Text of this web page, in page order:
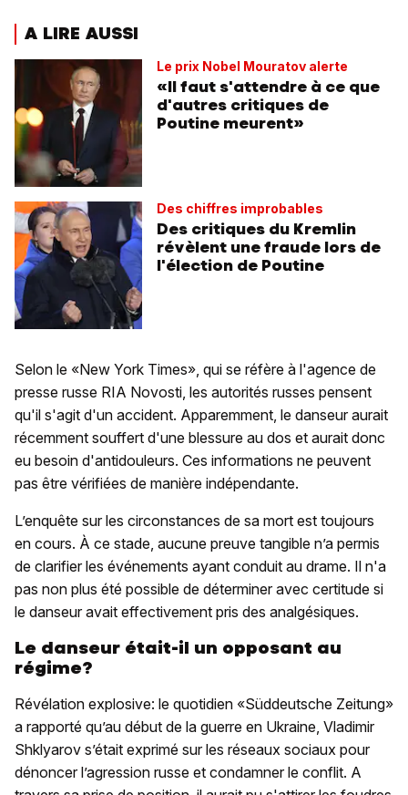
A LIRE AUSSI
Le prix Nobel Mouratov alerte
«Il faut s'attendre à ce que
d'autres critiques de
Poutine meurent»
Des chiffres improbables
Des critiques du Kremlin
révèlent une fraude lors de
l'élection de Poutine
Selon le «New York Times», qui se réfère à l'agence de
presse russe RIA Novosti, les autorités russes pensent
qu'il s'agit d'un accident. Apparemment, le danseur aurait
récemment souffert d'une blessure au dos et aurait donc
eu besoin d'antidouleurs. Ces informations ne peuvent
pas être vérifiées de manière indépendante.
L’enquête sur les circonstances de sa mort est toujours
en cours. À ce stade, aucune preuve tangible n’a permis
de clarifier les événements ayant conduit au drame. Il n'a
pas non plus été possible de déterminer avec certitude si
le danseur avait effectivement pris des analgésiques.
Le danseur était-il un opposant au
régime?
Révélation explosive: le quotidien «Süddeutsche Zeitung»
a rapporté qu’au début de la guerre en Ukraine, Vladimir
Shklyarov s’était exprimé sur les réseaux sociaux pour
dénoncer l’agression russe et condamner le conflit. A